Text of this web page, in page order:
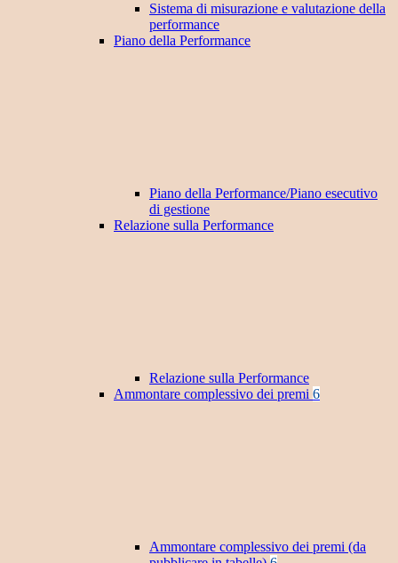
Sistema di misurazione e valutazione della
performance
Piano della Performance
Piano della Performance/Piano esecutivo
di gestione
Relazione sulla Performance
Relazione sulla Performance
Ammontare complessivo dei premi 6
Ammontare complessivo dei premi (da